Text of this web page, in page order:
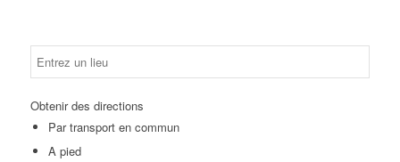
Obtenir des directions
Par transport en commun
A pied